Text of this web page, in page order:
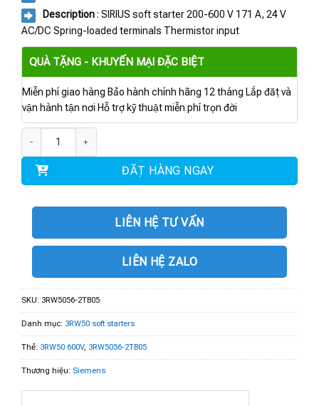
Description: SIRIUS soft starter 200-600 V 171 A, 24 V
AC/DC Spring-loaded terminals Thermistor input
QUÀ TẶNG - KHUYẾN MẠI ĐẶC BIỆT
Miễn phí giao hàng Bảo hành chính hãng 12 tháng Lắp đặt và
vận hành tận nơi Hỗ trợ kỹ thuật miễn phí trọn đời
ĐẶT HÀNG NGAY
LIÊN HỆ TƯ VẤN
LIÊN HỆ ZALO
SKU: 3RW5056-2TB05
Danh mục: 3RW50 soft starters
Thẻ: 3RW50 600V, 3RW5056-2TB05
Thương hiệu: Siemens